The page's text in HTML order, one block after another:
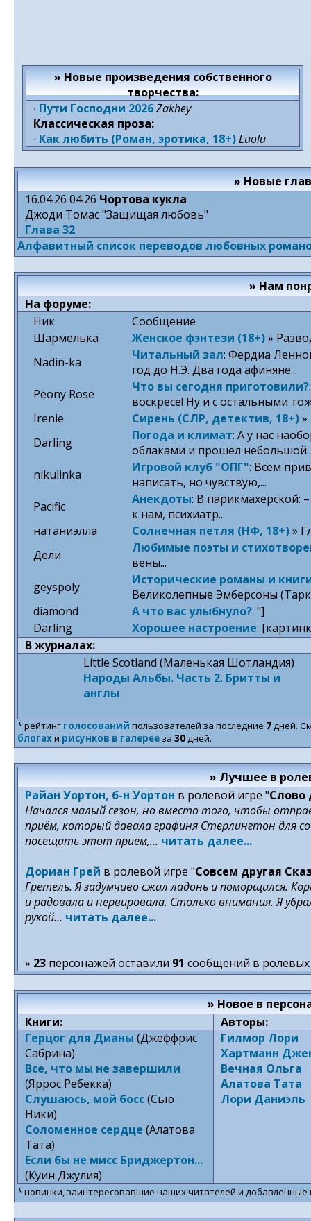
» Новые произведения собственного
творчества:
∙ Пути Господни 2026Zakhey
Классическая проза:
∙ Как любить (Роман, эротика, 18+)Luolu
» Новые
16.04.26 04:26 Чортова кукла
Джоди Томас "Защищая любовь"
Глава 32
Алфавитный список переводов любовных
» Нам
На форуме:
Ник
Сообщение
Шармелька
Женское фэнтези (18+)»
Nadin-ka
Читальный зал: Фердиа
год до Н.Э. Два года афиняне...
Peony Rose
Что вы сегодня приготовили?
воскресе! Ну и с остальными
Irenie
Сирень (СЛР, детектив, 18+)»
Darling
Погода и климат: А у нас
облаками и прошел
nikulinka
Игровой клуб "ОПГ": Всем
написать, но чувствую,...
Pacific
Анекдоты: В парикмахерской:
к нам, психиатр...
натаниэлла
Солнечная петля (НФ, 18+)»
Дели
Любимые поэты и
вены...
geyspoly
Исторические романы и
Великолепные Эмберсоны
diamond
А что вас улыбнуло?: "]
Darling
Хорошее настроение:
В журналах:
Little Scotland (Маленькая Шотландия)
Народы Альбы. Часть 2. Бритты и
англы
* рейтинг голосований пользователей за последние 7дней.
блогахи рисунков в галерееза 30дней.
» Лучшее в
Райан Уортон, б-н Уортон в ролевой игре "Слово
Начался малый сезон, но вместо того, чтобы
приём, который давала графиня Стерлингтон для
посещать этот приём,... читать далее...
Дориан Грей в ролевой игре "Совсем другая
Гретель. Я задумчиво сжал ладонь и поморщился.
и радовала и нервировала. Столько внимания. Я
рукой... читать далее...
» 23 персонажей оставили 91 сообщений в ролевых
» Новое в
Книги:
Авторы:
Герцог для Дианы (Джеффрис
Сабрина)
Все, что мы не завершили
(Яррос Ребекка)
Слушаюсь, мой босс(Сью
Ники)
Соломенное сердце (Алатова
Тата)
Если бы не мисс Бриджертон...
(Куин Джулия)
Гилмор Лори
Хартманн
Вечная Ольга
Алатова Тата
Лори Даниэль
* новинки, заинтересовавшие наших читателей и